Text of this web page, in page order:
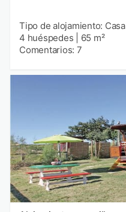
Tipo de alojamiento: Casa
4 huéspedes
65 m²
Comentarios: 7